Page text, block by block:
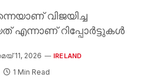
വിജയിച്ച
എന്നാണ് റിപ്പോർട്ടുകൾ
11, 2026 IRELAND
1 Min Read